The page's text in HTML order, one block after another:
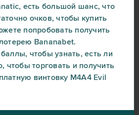
есть большой шанс, что
очков, чтобы купить
попробовать получить
Bananabet.
чтобы узнать, есть ли
чтобы торговать и получить
винтовку M4A4 Evil